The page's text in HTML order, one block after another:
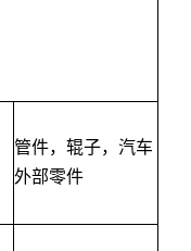
管件，辊子，汽车
外部零件